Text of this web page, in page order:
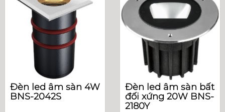
Đèn led âm sàn 4W
BNS-2042S
Đèn led âm sàn bất
đối xứng 20W BNS-
2180Y